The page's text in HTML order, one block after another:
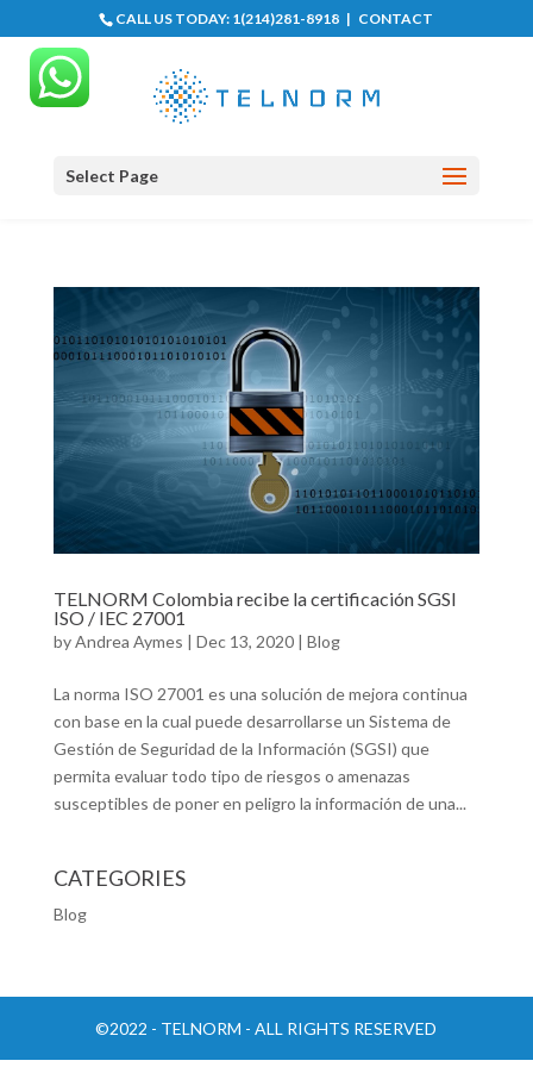
CALL US TODAY: 1(214)281-8918 | CONTACT
Select Page
TELNORM Colombia recibe la certificación SGSI
ISO / IEC 27001
byAndrea Aymes | Dec 13, 2020| Blog
La norma ISO 27001 es una solución de mejora continua
con base en la cual puede desarrollarse un Sistema de
Gestión de Seguridad de la Información (SGSI) que
permita evaluar todo tipo de riesgos o amenazas
susceptibles de poner en peligro la información de una...
CATEGORIES
Blog
©2022 - TELNORM - ALL RIGHTS RESERVED